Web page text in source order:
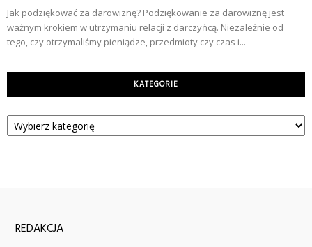
Jak podziękować za darowiznę? Podziękowanie za darowiznę jest
ważnym krokiem w utrzymaniu relacji z darczyńcą. Niezależnie od
tego, czy otrzymaliśmy pieniądze, przedmioty czy czas i...
KATEGORIE
Kategorie
REDAKCJA